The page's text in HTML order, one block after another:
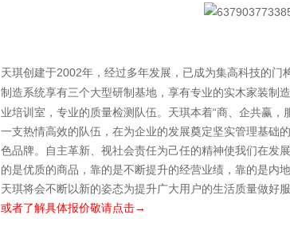
天琪创建于2002年，经过多年发展，已成为集高科技的门
制造系统享有三个大型研制基地，享有专业的实木家装制造
业培训室，专业的质量检测队伍。天琪本着“商、企共赢，
一支热情高效的队伍，在为企业的发展奠定坚实管理基础
色品牌。自主革新、视社会责任为己任的精神使我们在发
的是优质的商品，靠的是不断提升的经营业绩，靠的是内
天琪将会不断以新的姿态为提升广大用户的生活质量做好
或者了解具体报价敬请点击→